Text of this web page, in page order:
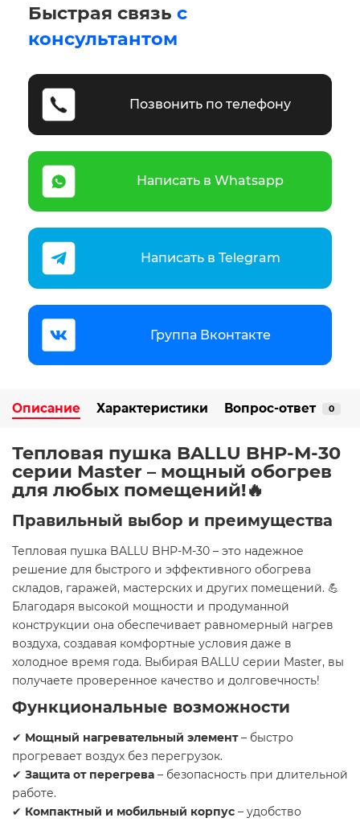
Быстрая связь с
консультантом
Позвонить по телефону
Написать в Whatsapp
Написать в Telegram
Группа Вконтакте
Описание Характеристики Вопрос-ответ 0
Тепловая пушка BALLU BHP-M-30
серии Master – мощный обогрев
для любых помещений!🔥
Правильный выбор и преимущества
Тепловая пушка BALLU BHP-M-30 – это надежное
решение для быстрого и эффективного обогрева
складов, гаражей, мастерских и других помещений. 💪
Благодаря высокой мощности и продуманной
конструкции она обеспечивает равномерный нагрев
воздуха, создавая комфортные условия даже в
холодное время года. Выбирая BALLU серии Master, вы
получаете проверенное качество и долговечность!
Функциональные возможности
✔ Мощный нагревательный элемент– быстро
прогревает воздух без перегрузок.
✔ Защита от перегрева – безопасность при длительной
работе.
✔ Компактный и мобильный корпус – удобство